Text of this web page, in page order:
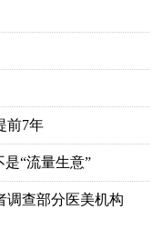
前7年
“流量生意”
调查部分医美机构